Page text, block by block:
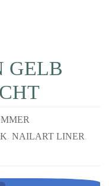
GELB
, NAILART LINER,